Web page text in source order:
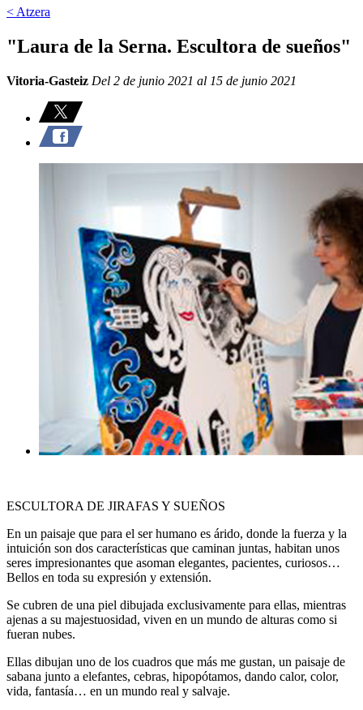
< Atzera
"Laura de la Serna. Escultora de sueños"
Vitoria-Gasteiz Del 2 de junio 2021 al 15 de junio 2021
ESCULTORA DE JIRAFAS Y SUEÑOS
En un paisaje que para el ser humano es árido, donde la fuerza y la
intuición son dos características que caminan juntas, habitan unos
seres impresionantes que asoman elegantes, pacientes, curiosos…
Bellos en toda su expresión y extensión.
Se cubren de una piel dibujada exclusivamente para ellas, mientras
ajenas a su majestuosidad, viven en un mundo de alturas como si
fueran nubes.
Ellas dibujan uno de los cuadros que más me gustan, un paisaje de
sabana junto a elefantes, cebras, hipopótamos, dando calor, color,
vida, fantasía… en un mundo real y salvaje.